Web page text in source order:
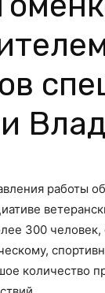
работы
300
количество